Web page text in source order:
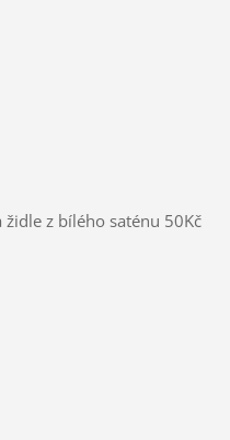
z bílého saténu 50Kč